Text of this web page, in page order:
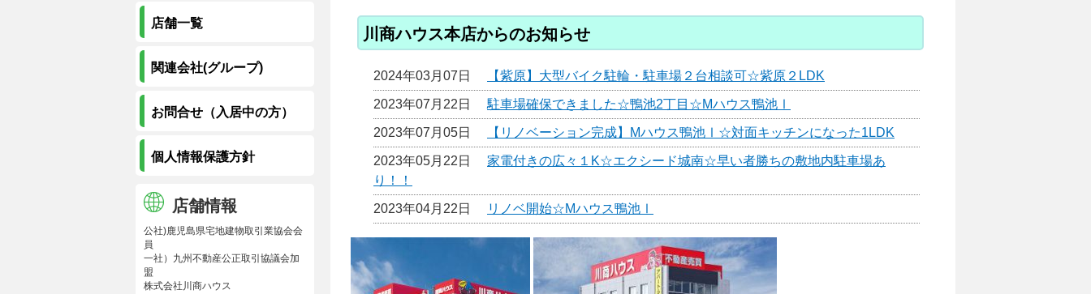
川商ハウス本店からのお知らせ
2024年03月07日 【紫原】大型バイク駐輪・駐車場２台相談可☆紫原２LDK
2023年07月22日 駐車場確保できました☆鴨池2丁目☆Mハウス鴨池Ⅰ
2023年07月05日 【リノベーション完成】Mハウス鴨池Ⅰ☆対面キッチンになった1LDK
2023年05月22日
家電付きの広々１K☆エクシード城南☆早い者勝ちの敷地内駐車場あ
り！！
2023年04月22日 リノベ開始☆Mハウス鴨池Ⅰ
店舗一覧
関連会社(グループ)
お問合せ（入居中の方）
個人情報保護方針
店舗情報
公社)鹿児島県宅地建物取引業協会会
員
一社）九州不動産公正取引協議会加
盟
株式会社川商ハウス